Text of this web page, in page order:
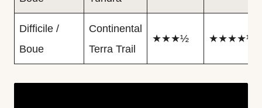
Difficile /
Boue
Continental
Terra Trail
★★★½ ★★★★½